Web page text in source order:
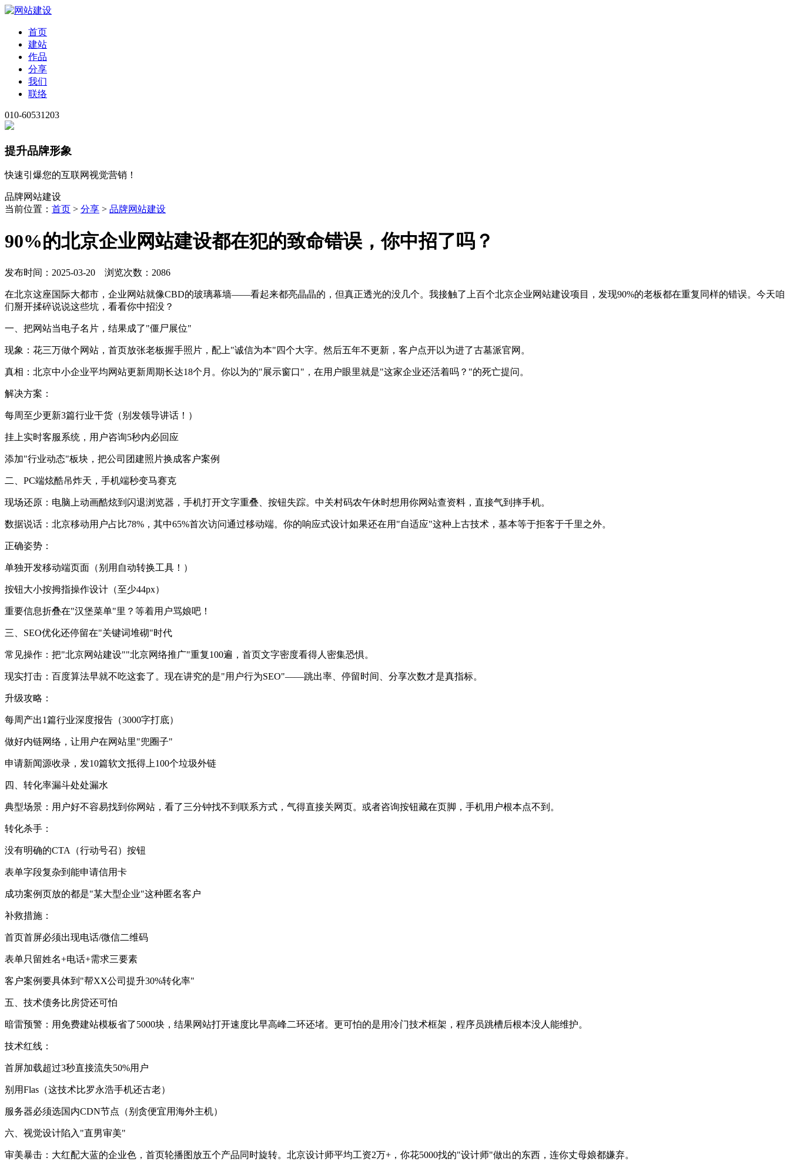
首页
建站
作品
分享
我们
联络
010-60531203
提升品牌形象
快速引爆您的互联网视觉营销！
品牌网站建设
当前位置： 首页 > 分享 > 品牌网站建设
90%的北京企业网站建设都在犯的致命错误，你中招了吗？
发布时间：2025-03-20 浏览次数：2086
在北京这座国际大都市，企业网站就像CBD的玻璃幕墙——看起来都亮晶晶的，但真正透光的没几个。我接触了上百个北京企业网站建设项目，发现90%的老板都在重复同样的错误。今天咱
们掰开揉碎说说这些坑，看看你中招没？
一、把网站当电子名片，结果成了"僵尸展位"
现象：花三万做个网站，首页放张老板握手照片，配上"诚信为本"四个大字。然后五年不更新，客户点开以为进了古墓派官网。
真相：北京中小企业平均网站更新周期长达18个月。你以为的"展示窗口"，在用户眼里就是"这家企业还活着吗？"的死亡提问。
解决方案：
每周至少更新3篇行业干货（别发领导讲话！）
挂上实时客服系统，用户咨询5秒内必回应
添加"行业动态"板块，把公司团建照片换成客户案例
二、PC端炫酷吊炸天，手机端秒变马赛克
现场还原：电脑上动画酷炫到闪退浏览器，手机打开文字重叠、按钮失踪。中关村码农午休时想用你网站查资料，直接气到摔手机。
数据说话：北京移动用户占比78%，其中65%首次访问通过移动端。你的响应式设计如果还在用"自适应"这种上古技术，基本等于拒客于千里之外。
正确姿势：
单独开发移动端页面（别用自动转换工具！）
按钮大小按拇指操作设计（至少44px）
重要信息折叠在"汉堡菜单"里？等着用户骂娘吧！
三、SEO优化还停留在"关键词堆砌"时代
常见操作：把"北京网站建设""北京网络推广"重复100遍，首页文字密度看得人密集恐惧。
现实打击：百度算法早就不吃这套了。现在讲究的是"用户行为SEO"——跳出率、停留时间、分享次数才是真指标。
升级攻略：
每周产出1篇行业深度报告（3000字打底）
做好内链网络，让用户在网站里"兜圈子"
申请新闻源收录，发10篇软文抵得上100个垃圾外链
四、转化率漏斗处处漏水
典型场景：用户好不容易找到你网站，看了三分钟找不到联系方式，气得直接关网页。或者咨询按钮藏在页脚，手机用户根本点不到。
转化杀手：
没有明确的CTA（行动号召）按钮
表单字段复杂到能申请信用卡
成功案例页放的都是"某大型企业"这种匿名客户
补救措施：
首页首屏必须出现电话/微信二维码
表单只留姓名+电话+需求三要素
客户案例要具体到"帮XX公司提升30%转化率"
五、技术债务比房贷还可怕
暗雷预警：用免费建站模板省了5000块，结果网站打开速度比早高峰二环还堵。更可怕的是用冷门技术框架，程序员跳槽后根本没人能维护。
技术红线：
首屏加载超过3秒直接流失50%用户
别用Flas（这技术比罗永浩手机还古老）
服务器必须选国内CDN节点（别贪便宜用海外主机）
六、视觉设计陷入"直男审美"
审美暴击：大红配大蓝的企业色，首页轮播图放五个产品同时旋转。北京设计师平均工资2万+，你花5000找的"设计师"做出的东西，连你丈母娘都嫌弃。